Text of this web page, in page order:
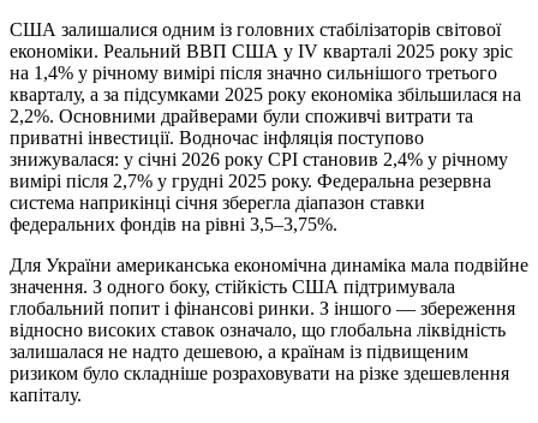
США залишалися одним із головних стабілізаторів світової
економіки. Реальний ВВП США у IV кварталі 2025 року зріс
на 1,4% у річному вимірі після значно сильнішого третього
кварталу, а за підсумками 2025 року економіка збільшилася на
2,2%. Основними драйверами були споживчі витрати та
приватні інвестиції. Водночас інфляція поступово
знижувалася: у січні 2026 року CPI становив 2,4% у річному
вимірі після 2,7% у грудні 2025 року. Федеральна резервна
система наприкінці січня зберегла діапазон ставки
федеральних фондів на рівні 3,5–3,75%.
Для України американська економічна динаміка мала подвійне
значення. З одного боку, стійкість США підтримувала
глобальний попит і фінансові ринки. З іншого — збереження
відносно високих ставок означало, що глобальна ліквідність
залишалася не надто дешевою, а країнам із підвищеним
ризиком було складніше розраховувати на різке здешевлення
капіталу.